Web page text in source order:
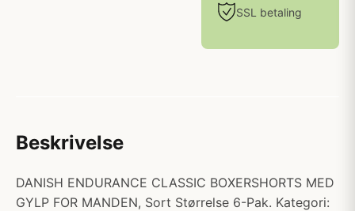
SSL betaling
Beskrivelse
DANISH ENDURANCE CLASSIC BOXERSHORTS MED
GYLP FOR MANDEN, Sort Størrelse 6-Pak. Kategori: